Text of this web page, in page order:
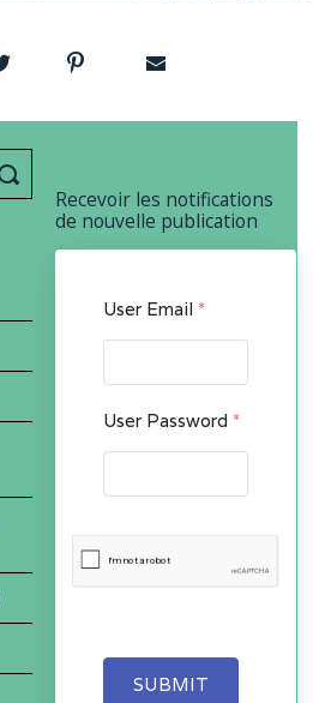
Recevoir les notifications
de nouvelle publication
User Email *
User Password *
SUBMIT